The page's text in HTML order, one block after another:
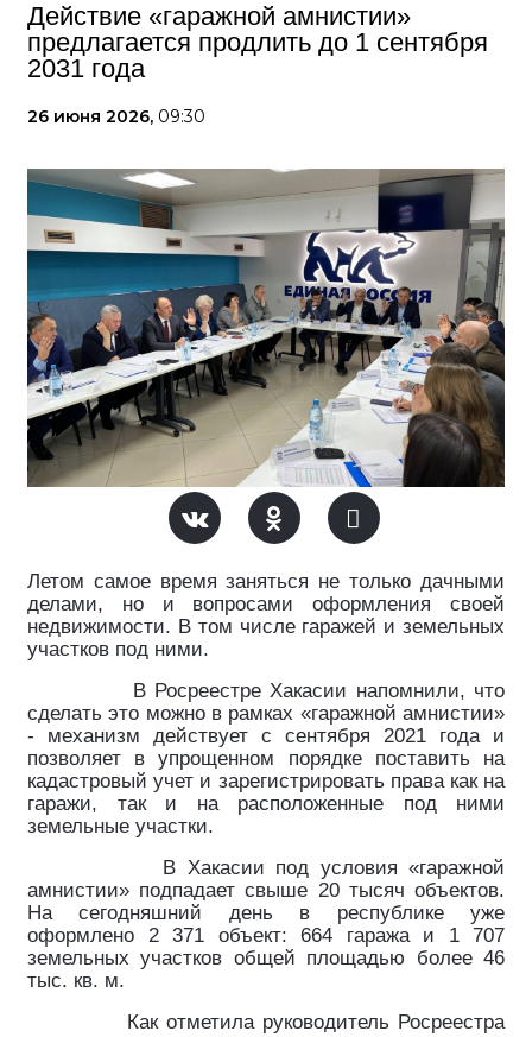
Действие «гаражной амнистии»
предлагается продлить до 1 сентября
2031 года
26 июня 2026, 09:30
Летом самое время заняться не только дачными
делами, но и вопросами оформления своей
недвижимости. В том числе гаражей и земельных
участков под ними.
В Росреестре Хакасии напомнили, что
сделать это можно в рамках «гаражной амнистии»
- механизм действует с сентября 2021 года и
позволяет в упрощенном порядке поставить на
кадастровый учет и зарегистрировать права как на
гаражи, так и на расположенные под ними
земельные участки.
В Хакасии под условия «гаражной
амнистии» подпадает свыше 20 тысяч объектов.
На сегодняшний день в республике уже
оформлено 2 371 объект: 664 гаража и 1 707
земельных участков общей площадью более 46
тыс. кв. м.
Как отметила руководитель Росреестра